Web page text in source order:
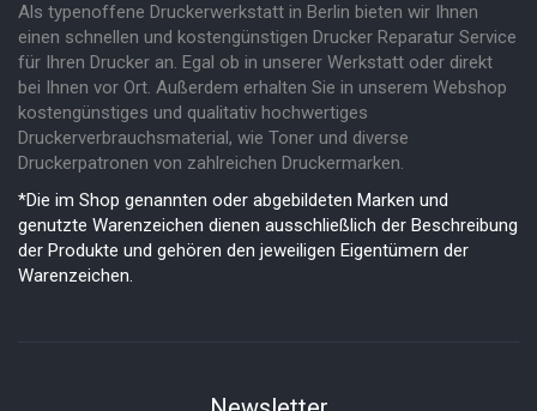
Als typenoffene Druckerwerkstatt in Berlin bieten wir Ihnen
einen schnellen und kostengünstigen Drucker Reparatur Service
für Ihren Drucker an. Egal ob in unserer Werkstatt oder direkt
bei Ihnen vor Ort. Außerdem erhalten Sie in unserem Webshop
kostengünstiges und qualitativ hochwertiges
Druckerverbrauchsmaterial, wie Toner und diverse
Druckerpatronen von zahlreichen Druckermarken.
*Die im Shop genannten oder abgebildeten Marken und
genutzte Warenzeichen dienen ausschließlich der Beschreibung
der Produkte und gehören den jeweiligen Eigentümern der
Warenzeichen.